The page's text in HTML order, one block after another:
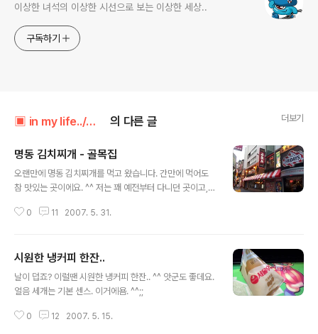
이상한 녀석의 이상한 시선으로 보는 이상한 세상..
구독하기
▣ in my life../┗ 버섯메뉴판 의 다른 글 더보기
명동 김치찌개 - 골목집
오랜만에 명동 김치찌개를 먹고 왔습니다. 간만에 먹어도
참 맛있는 곳이에요. ^^ 저는 꽤 예전부터 다니던 곳이고,
지는 찾기 어렵다 하시는 분들이 좀 계시기에.. (실제로 그
에서 훨씬 가깝습니다. 을지로 입구역 하차. 5번/6번 출구
쪽으로 나오시다보면 두 출구 사이에 계단이 하나 있습니
다. 제가 애용하는 길이죠. ^^;; 그곳으로 나오면 정면으로
냥 5번 출구로 나오셔도 됩니다. ^^ 5번 출구로 나와 30m
0 11 2007. 5. 31.
시원한 냉커피 한잔..
날이 덥죠? 이럴땐 시원한 냉커피 한잔.. ^^ 앗군도 좋데요.
얼음 세개는 기본 센스. 이거에욤. ^^;;
0 12 2007. 5. 15.